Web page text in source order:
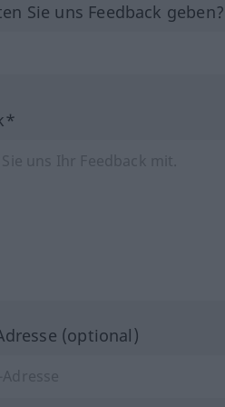
Sie uns Feedback
(optional)